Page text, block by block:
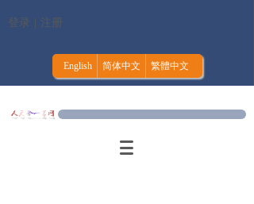
登录 | 注册
English 简体中文 繁體中文